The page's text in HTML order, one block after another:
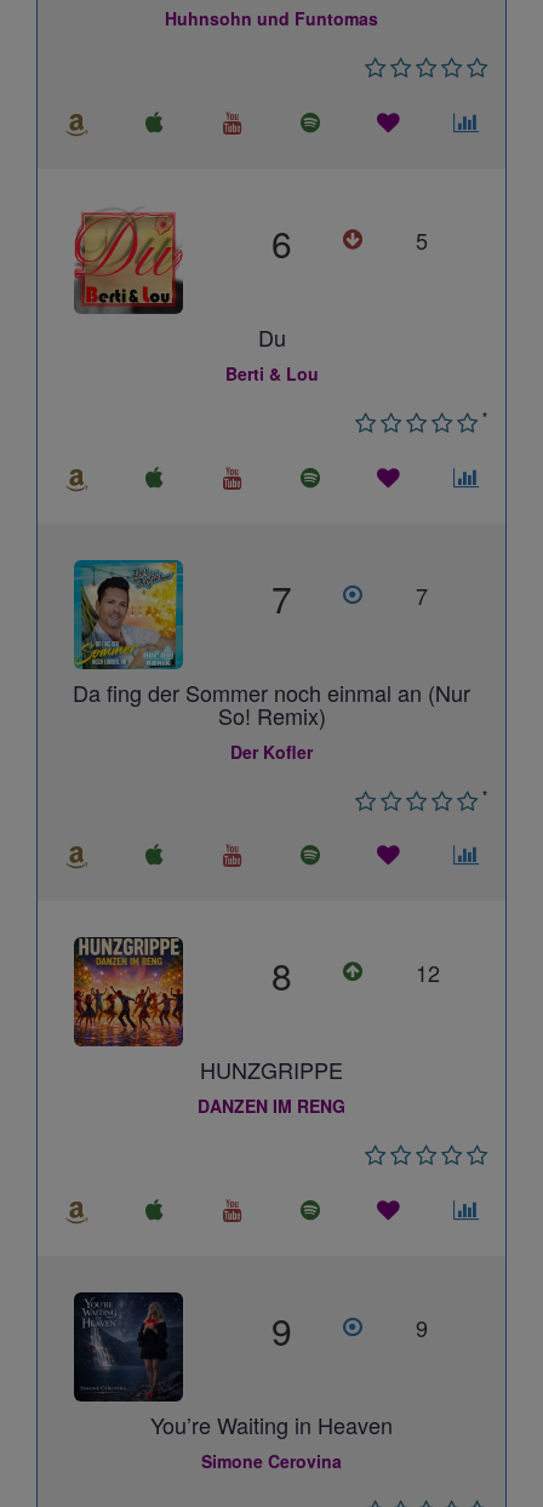
Huhnsohn und Funtomas
6 5
Du
Berti & Lou
*
7 7
Da fing der Sommer noch einmal an (Nur
So! Remix)
Der Kofler
*
8 12
HUNZGRIPPE
DANZEN IM RENG
9 9
You’re Waiting in Heaven
Simone Cerovina